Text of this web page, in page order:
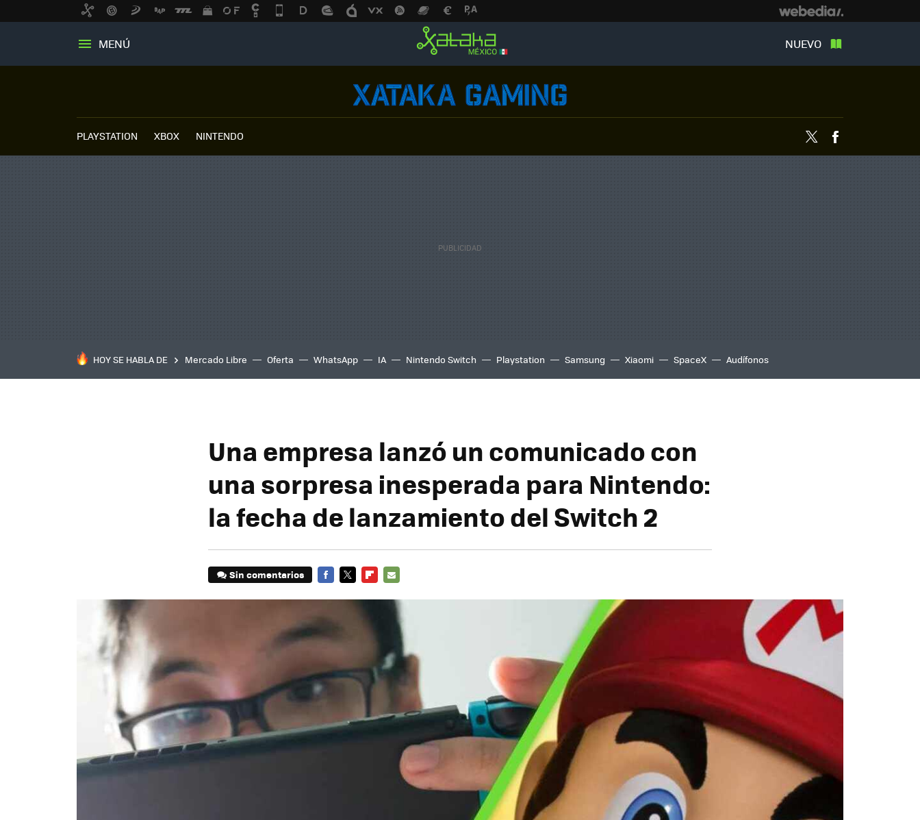
MENÚ NUEVO
PLAYSTATION XBOX NINTENDO Twitter
HOY SE HABLA DE Mercado Libre Oferta WhatsApp IA Nintendo Switch Playstation Samsung Xiaomi SpaceX Audífonos
Una empresa lanzó un comunicado con
una sorpresa inesperada para Nintendo:
la fecha de lanzamiento del Switch 2
Sin comentarios
MAIL